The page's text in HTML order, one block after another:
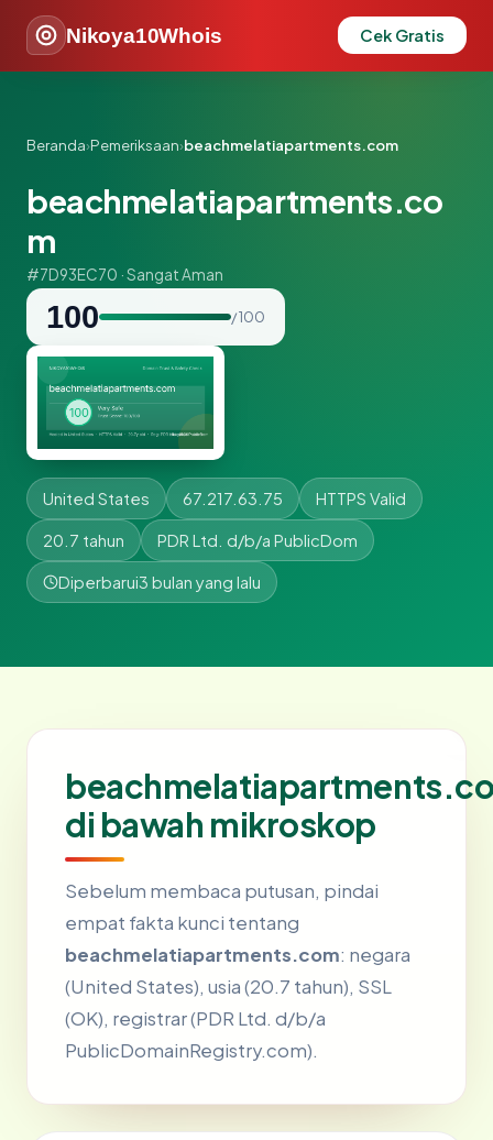
Nikoya10Whois Cek Gratis
Beranda›Pemeriksaan›beachmelatiapartments.com
beachmelatiapartments.co
m
#7D93EC70 · Sangat Aman
100 / 100
United States 67.217.63.75 HTTPS Valid
20.7 tahun PDR Ltd. d/b/a PublicDom
Diperbarui3 bulan yang lalu
di bawah mikroskop
Sebelum membaca putusan, pindai
empat fakta kunci tentang
beachmelatiapartments.com: negara
(United States), usia (20.7 tahun), SSL
(OK), registrar (PDR Ltd. d/b/a
PublicDomainRegistry.com).